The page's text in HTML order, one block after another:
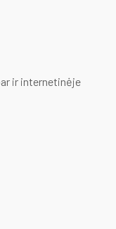
ir internetinėje